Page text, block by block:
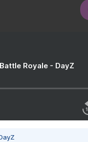
Royale - DayZ